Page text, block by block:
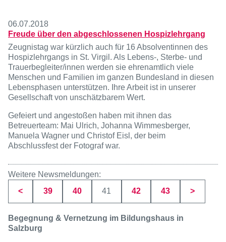
06.07.2018
Freude über den abgeschlossenen Hospizlehrgang
Zeugnistag war kürzlich auch für 16 Absolventinnen des
Hospizlehrgangs in St. Virgil. Als Lebens-, Sterbe- und
Trauerbegleiter/innen werden sie ehrenamtlich viele
Menschen und Familien im ganzen Bundesland in diesen
Lebensphasen unterstützen. Ihre Arbeit ist in unserer
Gesellschaft von unschätzbarem Wert.
Gefeiert und angestoßen haben mit ihnen das
Betreuerteam: Mai Ulrich, Johanna Wimmesberger,
Manuela Wagner und Christof Eisl, der beim
Abschlussfest der Fotograf war.
Weitere Newsmeldungen:
<
Seite
39 Seite
40 Seite
41 Seite
42 Seite
43 >
Begegnung & Vernetzung im Bildungshaus in
Salzburg